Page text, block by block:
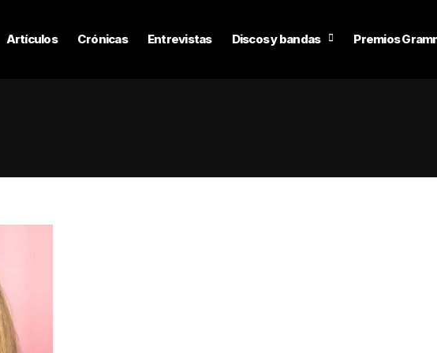
Artículos Crónicas Entrevistas Discos y bandas Premios